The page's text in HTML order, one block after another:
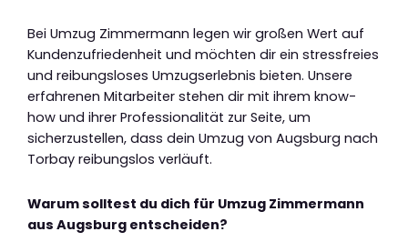
Bei Umzug Zimmermann legen wir großen Wert auf
Kundenzufriedenheit und möchten dir ein stressfreies
und reibungsloses Umzugserlebnis bieten. Unsere
erfahrenen Mitarbeiter stehen dir mit ihrem know-
how und ihrer Professionalität zur Seite, um
sicherzustellen, dass dein Umzug von Augsburg nach
Torbay reibungslos verläuft.
Warum solltest du dich für Umzug Zimmermann
aus Augsburg entscheiden?